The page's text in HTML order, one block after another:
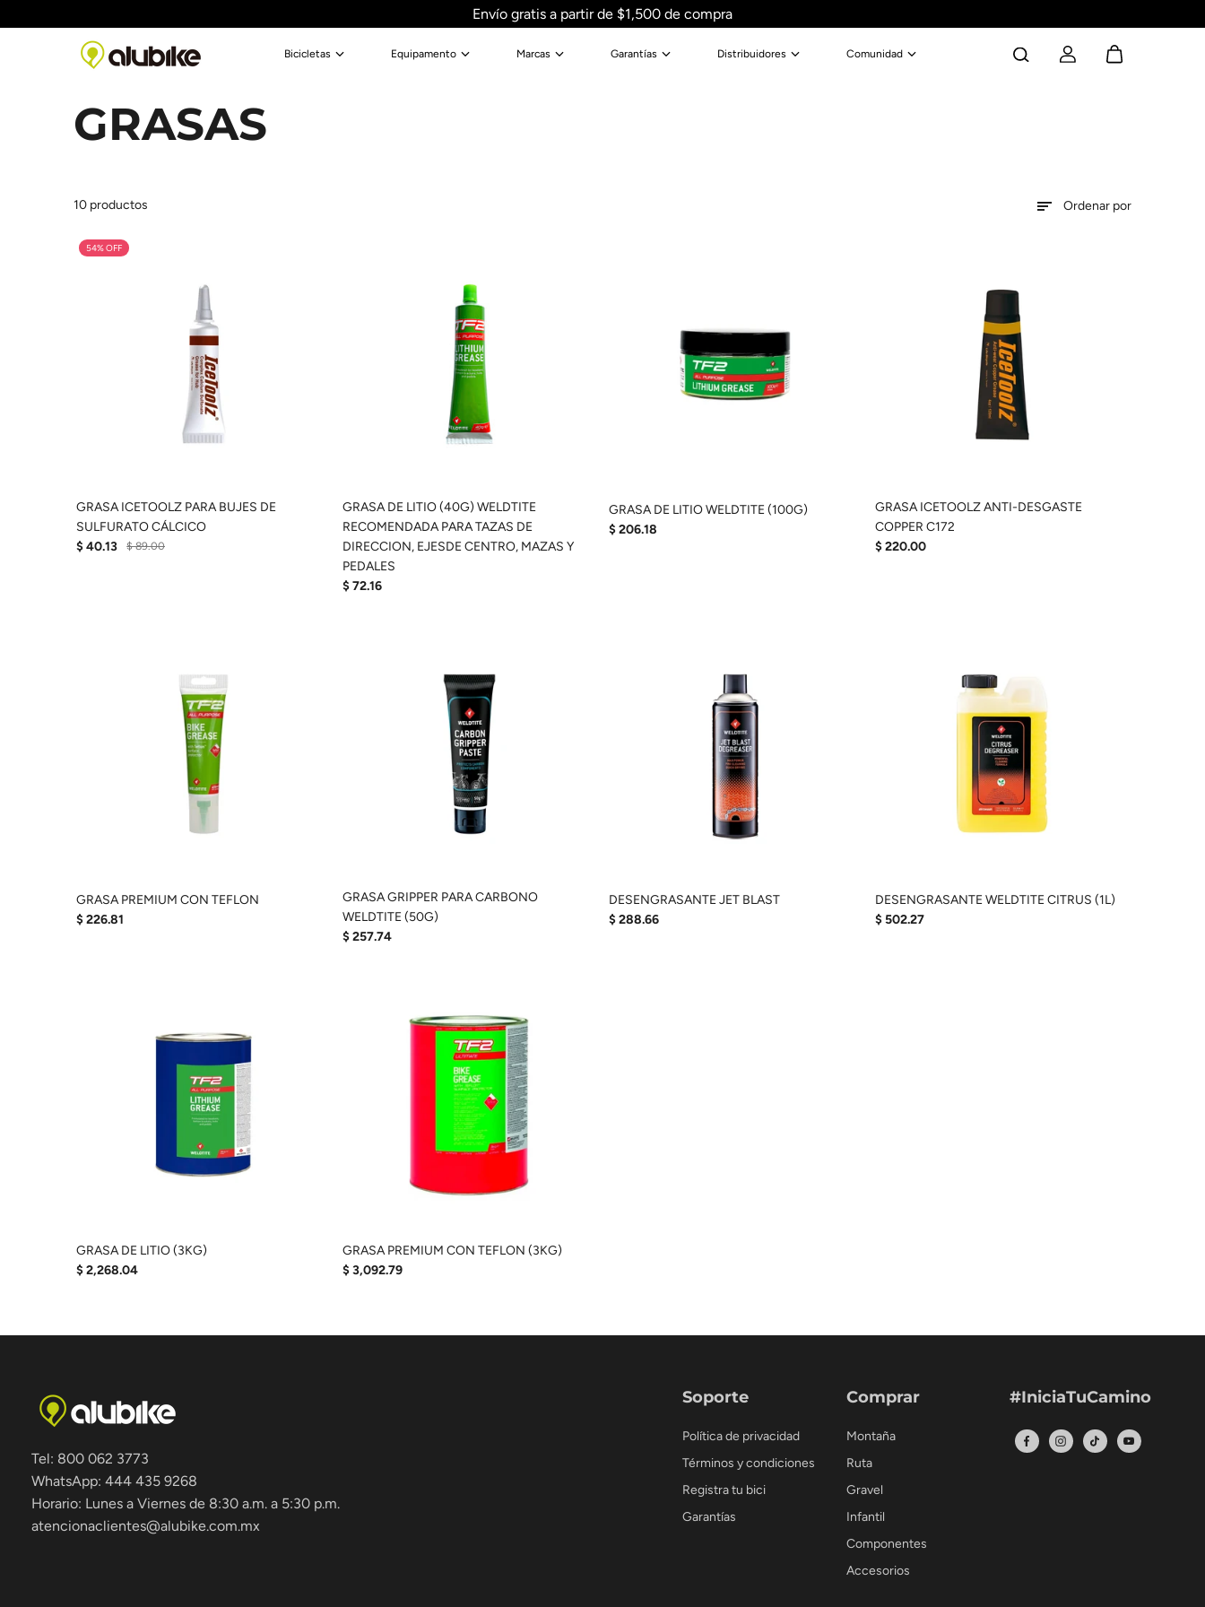
Envío gratis a partir de $1,500 de compra
Bicicletas Equipamento Marcas Garantías Distribuidores Comunidad
GRASAS
10 productos Ordenar por
54% OFF
GRASA ICETOOLZ PARA BUJES DE
SULFURATO CÁLCICO
$ 40.13
$ 89.00
GRASA DE LITIO (40G) WELDTITE
RECOMENDADA PARA TAZAS DE
DIRECCION, EJESDE CENTRO, MAZAS Y
PEDALES
$ 72.16
GRASA DE LITIO WELDTITE (100G)
$ 206.18
GRASA ICETOOLZ ANTI-DESGASTE
COPPER C172
$ 220.00
GRASA PREMIUM CON TEFLON
$ 226.81
GRASA GRIPPER PARA CARBONO
WELDTITE (50G)
$ 257.74
DESENGRASANTE JET BLAST
$ 288.66
DESENGRASANTE WELDTITE CITRUS (1L)
$ 502.27
GRASA DE LITIO (3KG)
$ 2,268.04
GRASA PREMIUM CON TEFLON (3KG)
$ 3,092.79
Tel: 800 062 3773
WhatsApp: 444 435 9268
Horario: Lunes a Viernes de 8:30 a.m. a 5:30 p.m.
atencionaclientes@alubike.com.mx
Soporte
Política de privacidad
Términos y condiciones
Registra tu bici
Garantías
Comprar
Montaña
Ruta
Gravel
Infantil
Componentes
Accesorios
#IniciaTuCamino